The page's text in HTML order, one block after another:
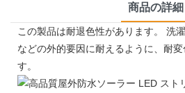
商品の詳細
この製品は耐退色性があります。 洗
などの外的要因に耐えるように、耐
す。